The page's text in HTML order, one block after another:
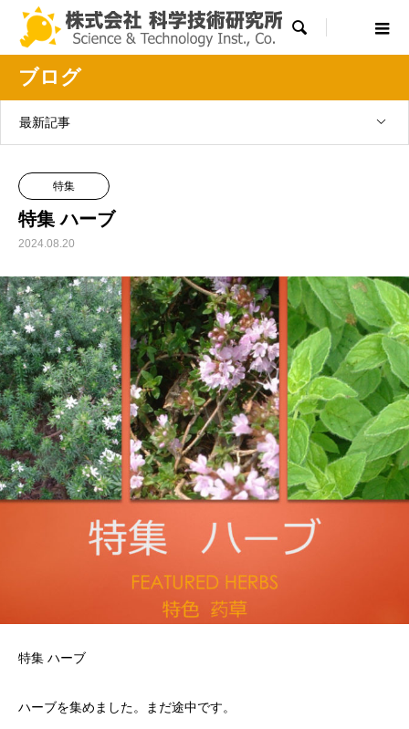

ブログ
最新記事
特集
特集 ハーブ
2024.08.20
特集 ハーブ
ハーブを集めました。まだ途中です。